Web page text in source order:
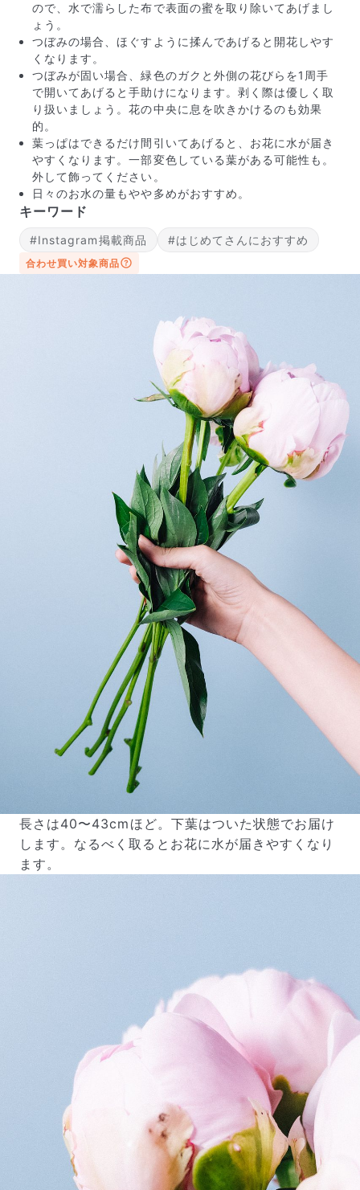
までご連絡ください。ご返金にて補償いたします。
写真と同じものが届く？
商品ページに掲載している写真は、実際にお届けする商
だけ写真のイメージに近いものをお届けできるように人
の目でチェックをしています。
Q. 毎月自動でお花が届くサービスですか？
いいえ、毎月自動でお届けするサービスではありません。好
きな時に好きな花をご注文いただけます。
Q. 配送できないエリアはありますか？
ただいま沖縄・離島エリアへの配送には対応しておりませ
ん。ご了承ください。
Q. 配送日時は指定できますか？
お花をベストなタイミングで発送しているため、お届け日の
指定はできません。受け取り時間帯は、発送後にクロネコヤ
マトのアプリから変更可能です。
Q. 注文後にキャンセルできますか？
ご注文後一定時間内であればキャンセル可能です。
ので、水で濡らした布で表面の蜜を取り除いてあげまし
ょう。
つぼみの場合、ほぐすように揉んであげると開花しやす
くなります。
つぼみが固い場合、緑色のガクと外側の花びらを1周手
で開いてあげると手助けになります。剥く際は優しく取
り扱いましょう。花の中央に息を吹きかけるのも効果
的。
葉っぱはできるだけ間引いてあげると、お花に水が届き
やすくなります。一部変色している葉がある可能性も。
外して飾ってください。
日々のお水の量もやや多めがおすすめ。
キーワード
#Instagram掲載商品 #はじめてさんにおすすめ
合わせ買い対象商品
長さは40〜43cmほど。下葉はついた状態でお届け
します。なるべく取るとお花に水が届きやすくなり
ます。